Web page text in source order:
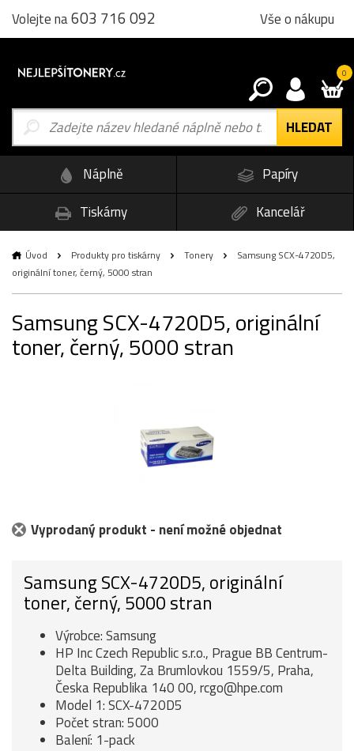
Volejte na603 716 092 Vše o nákupu
0
Náplně
Papíry
Tiskárny
Kancelář
Úvod Produkty pro tiskárny Tonery
Samsung SCX-4720D5,
originální toner, černý, 5000 stran
Samsung SCX-4720D5, originální
toner, černý, 5000 stran
Vyprodaný produkt - není možné objednat
Samsung SCX-4720D5, originální
toner, černý, 5000 stran
Výrobce: Samsung
HP Inc Czech Republic s.r.o., Prague BB Centrum-
Delta Building, Za Brumlovkou 1559/5, Praha,
Česka Republika 140 00, rcgo@hpe.com
Model 1: SCX-4720D5
Počet stran: 5000
Balení: 1-pack